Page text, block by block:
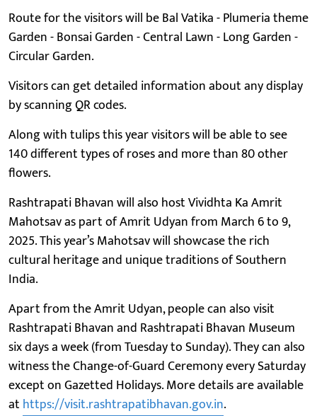
Route for the visitors will be Bal Vatika - Plumeria theme
Garden - Bonsai Garden - Central Lawn - Long Garden -
Circular Garden.
Visitors can get detailed information about any display
by scanning QR codes.
Along with tulips this year visitors will be able to see
140 different types of roses and more than 80 other
flowers.
Rashtrapati Bhavan will also host Vividhta Ka Amrit
Mahotsav as part of Amrit Udyan from March 6 to 9,
2025. This year’s Mahotsav will showcase the rich
cultural heritage and unique traditions of Southern
India.
Apart from the Amrit Udyan, people can also visit
Rashtrapati Bhavan and Rashtrapati Bhavan Museum
six days a week (from Tuesday to Sunday). They can also
witness the Change-of-Guard Ceremony every Saturday
except on Gazetted Holidays. More details are available
at https://visit.rashtrapatibhavan.gov.in.